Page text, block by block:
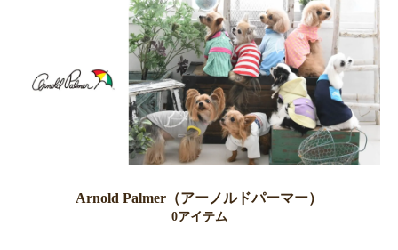
Arnold Palmer（アーノルドパーマー）
0アイテム